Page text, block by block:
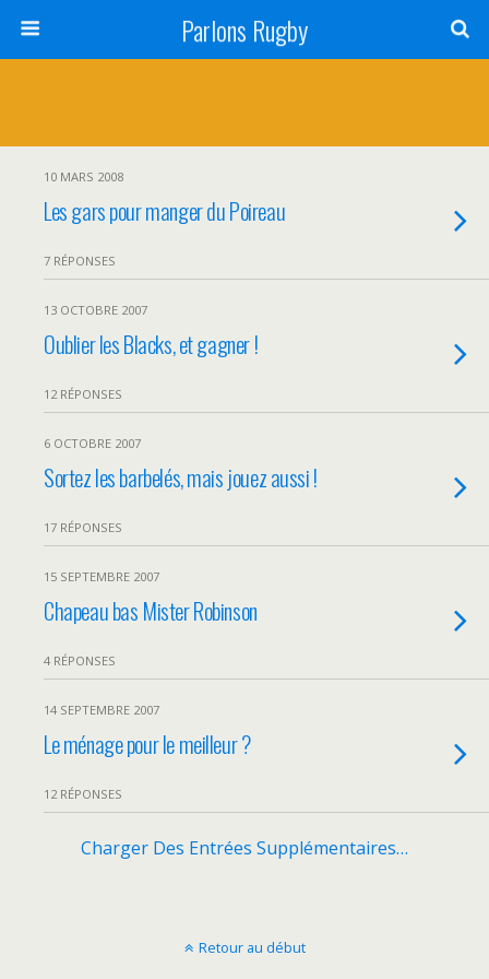
Parlons Rugby
10 MARS 2008
Les gars pour manger du Poireau
7 RÉPONSES
13 OCTOBRE 2007
Oublier les Blacks, et gagner !
12 RÉPONSES
6 OCTOBRE 2007
Sortez les barbelés, mais jouez aussi !
17 RÉPONSES
15 SEPTEMBRE 2007
Chapeau bas Mister Robinson
4 RÉPONSES
14 SEPTEMBRE 2007
Le ménage pour le meilleur ?
12 RÉPONSES
Charger Des Entrées Supplémentaires…
Retour au début